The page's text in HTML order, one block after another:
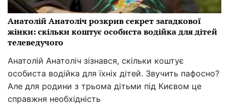
Анатолій Анатоліч розкрив секрет загадкової
жінки: скільки коштує особиста водійка для дітей
телеведучого
Анатолій Анатоліч зізнався, скільки коштує
особиста водійка для їхніх дітей. Звучить пафосно?
Але для родини з трьома дітьми під Києвом це
справжня необхідність